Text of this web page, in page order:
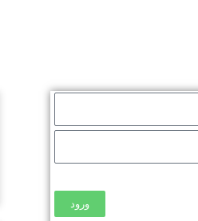
ورود